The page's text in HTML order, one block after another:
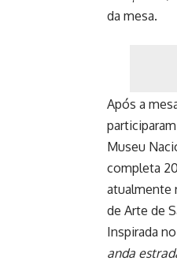
da mesa.
Após a
Museu
completa
atualmente
de Arte de
Inspirada
anda